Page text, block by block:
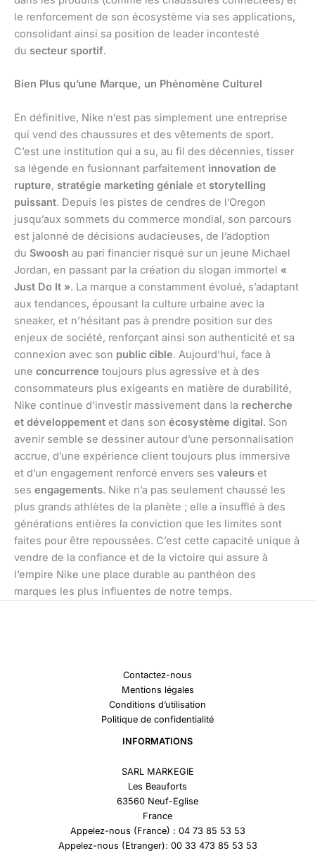
le renforcement de son écosystème via ses applications,
consolidant ainsi sa position de leader incontesté
du secteur sportif.
Bien Plus qu’une Marque, un Phénomène Culturel
En définitive, Nike n’est pas simplement une entreprise
qui vend des chaussures et des vêtements de sport.
C’est une institution qui a su, au fil des décennies, tisser
sa légende en fusionnant parfaitement innovation de
rupture, stratégie marketing géniale et storytelling
puissant. Depuis les pistes de cendres de l’Oregon
jusqu’aux sommets du commerce mondial, son parcours
est jalonné de décisions audacieuses, de l’adoption
du Swoosh au pari financier risqué sur un jeune Michael
Jordan, en passant par la création du slogan immortel «
Just Do It ». La marque a constamment évolué, s’adaptant
aux tendances, épousant la culture urbaine avec la
sneaker, et n’hésitant pas à prendre position sur des
enjeux de société, renforçant ainsi son authenticité et sa
connexion avec son public cible. Aujourd’hui, face à
une concurrence toujours plus agressive et à des
consommateurs plus exigeants en matière de durabilité,
Nike continue d’investir massivement dans la recherche
et développement et dans son écosystème digital. Son
avenir semble se dessiner autour d’une personnalisation
accrue, d’une expérience client toujours plus immersive
et d’un engagement renforcé envers ses valeurs et
ses engagements. Nike n’a pas seulement chaussé les
plus grands athlètes de la planète ; elle a insufflé à des
générations entières la conviction que les limites sont
faites pour être repoussées. C’est cette capacité unique à
vendre de la confiance et de la victoire qui assure à
l’empire Nike une place durable au panthéon des
marques les plus influentes de notre temps.
Contactez-nous
Mentions légales
Conditions d’utilisation
Politique de confidentialité
INFORMATIONS
SARL MARKEGIE
Les Beauforts
63560 Neuf-Eglise
France
Appelez-nous (France) : 04 73 85 53 53
Appelez-nous (Etranger): 00 33 473 85 53 53